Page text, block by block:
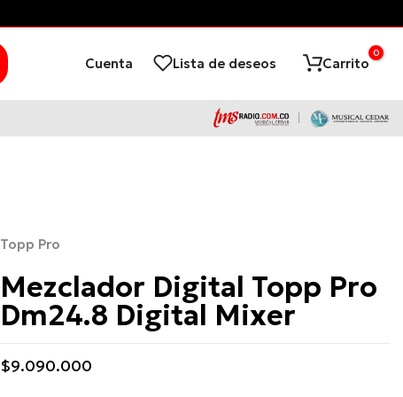
Cuenta Lista de deseos Carrito
0
Topp Pro
Mezclador Digital Topp Pro
Dm24.8 Digital Mixer
$9.090.000